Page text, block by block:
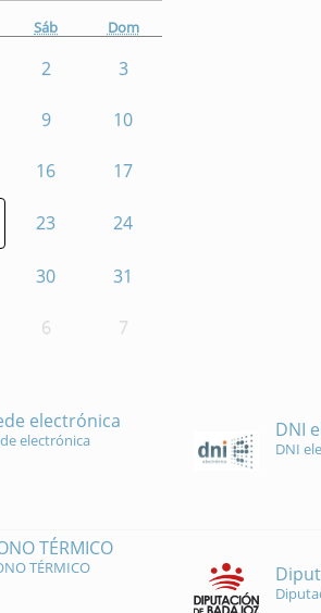
Sáb Dom
2 3
9 10
16 17
23 24
30 31
6 7
electrónica
electrónica DNI
DNI
TÉRMICO
TÉRMICO